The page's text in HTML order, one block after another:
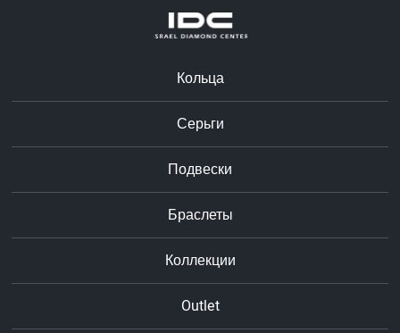
Кольца
Серьги
Подвески
Браслеты
Коллекции
Outlet